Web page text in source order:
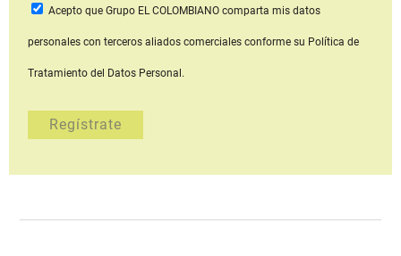
Acepto que Grupo EL COLOMBIANOcomparta mis datos
personales con terceros aliados comerciales conforme su Política de
Tratamiento del Datos Personal.